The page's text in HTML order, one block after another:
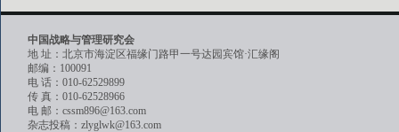
中国战略与管理研究会
地 址：北京市海淀区福缘门路甲一号达园宾馆·汇缘阁
邮编：100091
电 话：010-62529899
传 真：010-62528966
电 邮：cssm896@163.com
杂志投稿：zlyglwk@163.com